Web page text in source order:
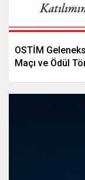
OSTİM
Maçı ve Ödül